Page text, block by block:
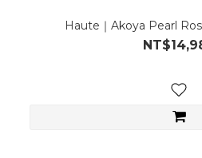
Haute｜Akoya Pearl